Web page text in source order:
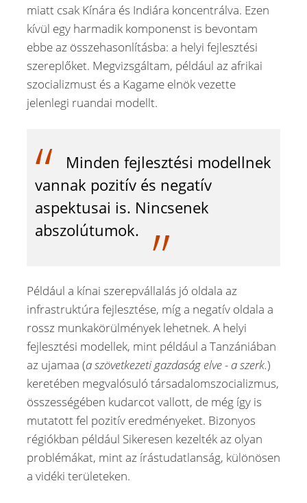
miatt csak Kínára és Indiára koncentrálva. Ezen
kívül egy harmadik komponenst is bevontam
ebbe az összehasonlításba: a helyi fejlesztési
szereplőket. Megvizsgáltam, például az afrikai
szocializmust és a Kagame elnök vezette
jelenlegi ruandai modellt.
Minden fejlesztési modellnek
vannak pozitív és negatív
aspektusai is. Nincsenek
abszolútumok.
Például a kínai szerepvállalás jó oldala az
infrastruktúra fejlesztése, míg a negatív oldala a
rossz munkakörülmények lehetnek. A helyi
fejlesztési modellek, mint például a Tanzániában
az ujamaa (a szövetkezeti gazdaság elve - a szerk.)
keretében megvalósuló társadalomszocializmus,
összességében kudarcot vallott, de még így is
mutatott fel pozitív eredményeket. Bizonyos
régiókban például Sikeresen kezelték az olyan
problémákat, mint az írástudatlanság, különösen
a vidéki területeken.